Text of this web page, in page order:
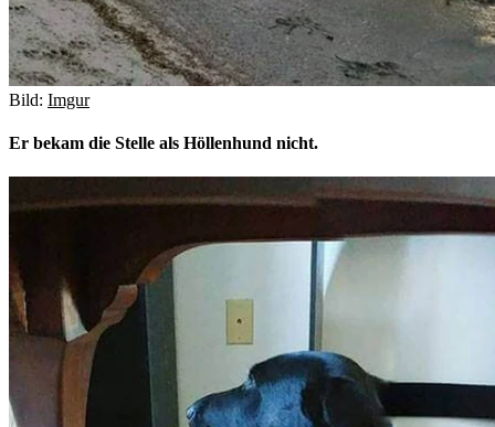
Bild: Imgur
Er bekam die Stelle als Höllenhund nicht.